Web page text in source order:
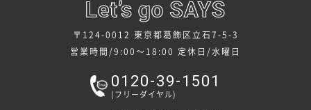
〒124-0012 東京都葛飾区立石7-5-3
営業時間/9:00～18:00 定休日/水曜日
0120-39-1501
(フリーダイヤル)